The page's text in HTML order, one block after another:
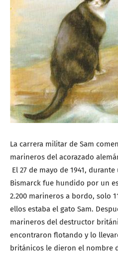
La carrera militar de Sam
marineros del acorazado
El 27 de mayo de 1941,
Bismarck fue hundido por un
2.200 marineros a bordo, solo
ellos estaba el gato Sam.
marineros del destructor
encontraron flotando y lo
británicos le dieron el nombre